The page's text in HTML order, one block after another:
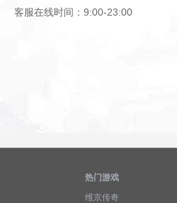
客服在线时间：9:00-23:00
热门游戏
维京传奇